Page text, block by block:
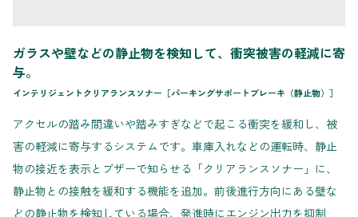
ガラスや壁などの静止物を検知して、衝突被害の軽減に寄
与。
インテリジェントクリアランスソナー［パーキングサポートブレーキ（静止物）］
アクセルの踏み間違いや踏みすぎなどで起こる衝突を緩和し、被
害の軽減に寄与するシステムです。車庫入れなどの運転時、静止
物の接近を表示とブザーで知らせる「クリアランスソナー」に、
静止物との接触を緩和する機能を追加。前後進行方向にある壁な
どの静止物を検知している場合、発進時にエンジン出力を抑制